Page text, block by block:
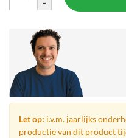
Let op: i.v.m. jaarlijks
productie van dit product